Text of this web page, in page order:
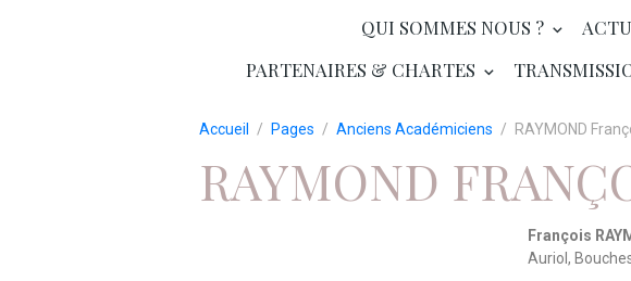
QUI SOMMES NOUS ?
PARTENAIRES & CHARTES
Accueil Pages Anciens Académiciens RAYMOND
RAYMOND
François
Auriol,